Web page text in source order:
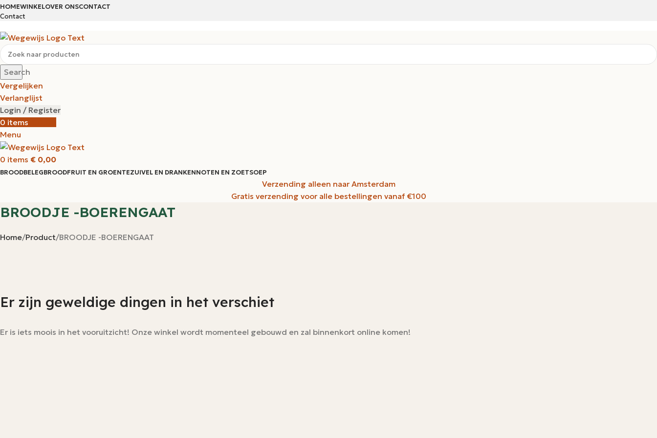
HOMEWINKELOVER ONSCONTACT
Contact
Search
Vergelijken
Verlanglijst
Login / Register
0 items
Menu
0 items € 0,00
BROODBELEGBROODFRUIT EN GROENTEZUIVEL EN DRANKENNOTEN EN ZOETSOEP
Verzending alleen naar Amsterdam
Gratis verzending voor alle bestellingen vanaf €100
BROODJE -BOERENGAAT
Home Product BROODJE -BOERENGAAT
Er zijn geweldige dingen in het verschiet
Er is iets moois in het vooruitzicht! Onze winkel wordt momenteel gebouwd en zal binnenkort online komen!